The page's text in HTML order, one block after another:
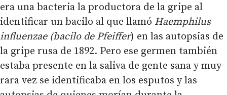
era una bacteria la productora de la gripe al
identificar un bacilo al que llamó Haemphilus
influenzae (bacilo de Pfeiffer) en las autopsias de
la gripe rusa de 1892. Pero ese germen también
estaba presente en la saliva de gente sana y muy
rara vez se identificaba en los esputos y las